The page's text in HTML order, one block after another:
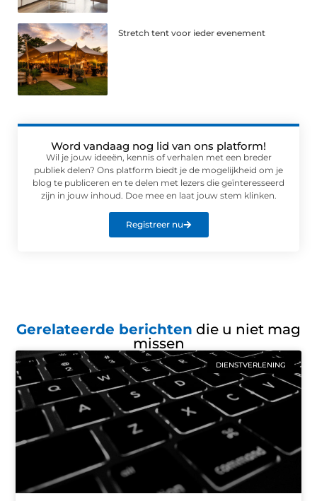
Stretch tent voor ieder evenement
Word vandaag nog lid van ons platform!
Wil je jouw ideeën, kennis of verhalen met een breder
publiek delen? Ons platform biedt je de mogelijkheid om je
blog te publiceren en te delen met lezers die geïnteresseerd
zijn in jouw inhoud. Doe mee en laat jouw stem klinken.
Registreer nu
Gerelateerde berichten die u niet mag
missen
DIENSTVERLENING